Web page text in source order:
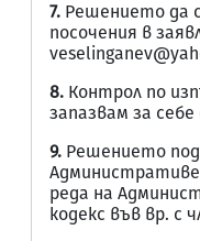
7. Решението да
посочения в
8. Контрол по
запазвам за себе
9. Решението
реда на
кодекс във вр. с